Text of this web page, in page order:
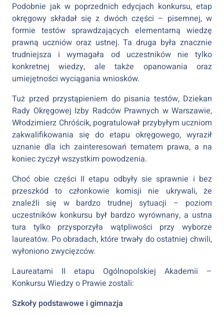
Podobnie jak w poprzednich edycjach konkursu, etap
okręgowy składał się z dwóch części – pisemnej, w
formie testów sprawdzających elementarną wiedzę
prawną uczniów oraz ustnej. Ta druga była znacznie
trudniejsza i wymagała od uczestników nie tylko
konkretnej wiedzy, ale także opanowania oraz
umiejętności wyciągania wniosków.
Tuż przed przystąpieniem do pisania testów, Dziekan
Rady Okręgowej Izby Radców Prawnych w Warszawie,
Włodzimierz Chróścik, pogratulował przybyłym uczniom
zakwalifikowania się do etapu okręgowego, wyraził
uznanie dla ich zainteresowań tematem prawa, a na
koniec życzył wszystkim powodzenia.
Choć obie części II etapu odbyły sie sprawnie i bez
przeszkód to członkowie komisji nie ukrywali, że
znaleźli się w bardzo trudnej sytuacji – poziom
uczestników konkursu był bardzo wyrównany, a ustna
tura tylko przysporzyła wątpliwości przy wyborze
laureatów. Po obradach, które trwały do ostatniej chwili,
wyłoniono zwycięzców.
Laureatami II etapu Ogólnopolskiej Akademii –
Konkursu Wiedzy o Prawie zostali:
Szkoły podstawowe i gimnazja